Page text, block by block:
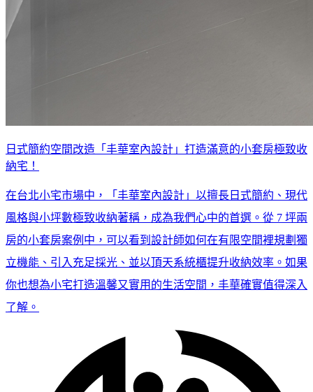
日式簡約空間改造「丰華室內設計」打造滿意的小套房極致收
納宅！
在台北小宅市場中，「丰華室內設計」以擅長日式簡約、現代
風格與小坪數極致收納著稱，成為我們心中的首選。從 7 坪兩
房的小套房案例中，可以看到設計師如何在有限空間裡規劃獨
立機能、引入充足採光、並以頂天系統櫃提升收納效率。如果
你也想為小宅打造溫馨又實用的生活空間，丰華確實值得深入
了解。